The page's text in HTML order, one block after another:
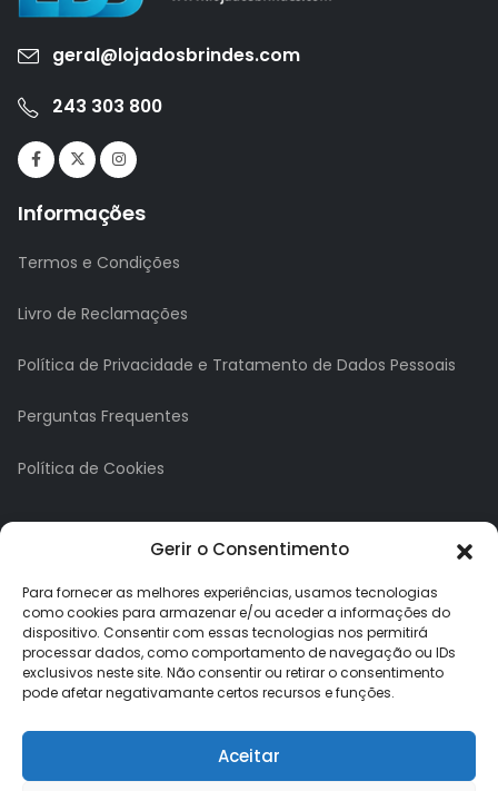
Gerir o Consentimento
Para fornecer as melhores experiências, usamos tecnologias
como cookies para armazenar e/ou aceder a informações do
dispositivo. Consentir com essas tecnologias nos permitirá
processar dados, como comportamento de navegação ou IDs
exclusivos neste site. Não consentir ou retirar o consentimento
pode afetar negativamante certos recursos e funções.
Aceitar
geral@lojadosbrindes.com
243 303 800
Informações
Termos e Condições
Livro de Reclamações
Política de Privacidade e Tratamento de Dados Pessoais
Perguntas Frequentes
Política de Cookies
A minha conta
A Minha Conta
Histórico de Pedidos
Lista de Desejos
Newsletter